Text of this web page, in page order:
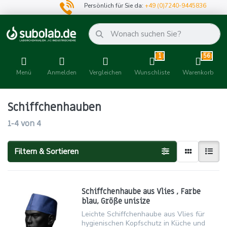
Persönlich für Sie da:+49 (0)7240-9445836
Menü Anmelden Vergleichen
1
Wunschliste
56
Warenkorb
Schiffchenhauben
1-4von 4
Filtern & Sortieren
Schiffchenhaube aus Vlies , Farbe
blau, Größe unisize
Leichte Schiffchenhaube aus Vlies für
hygienischen Kopfschutz in Küche und